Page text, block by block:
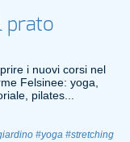
prato
i nuovi corsi nel
Felsinee: yoga,
pilates...
#yoga #stretching